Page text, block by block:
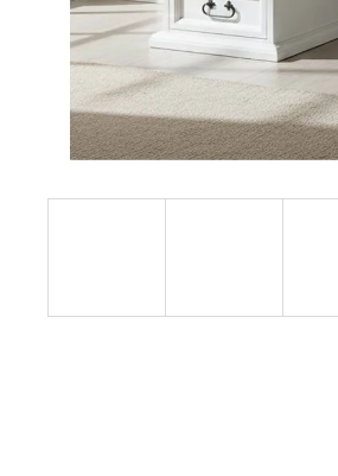
RUSTIKÁLNÍ ŽIDLE
2 601 Kč
Původně: 2 890 Kč